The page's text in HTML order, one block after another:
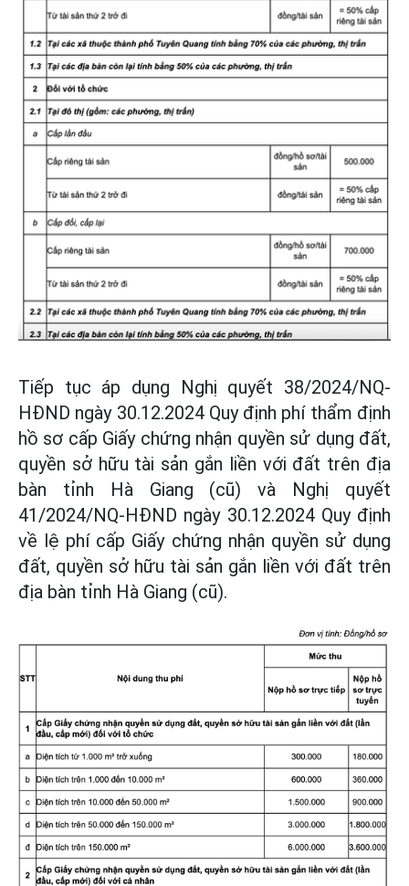
Tiếp tục áp dụng Nghị quyết 38/2024/NQ-
HĐND ngày 30.12.2024 Quy định phí thẩm định
hồ sơ cấp Giấy chứng nhận quyền sử dụng đất,
quyền sở hữu tài sản gắn liền với đất trên địa
bàn tỉnh Hà Giang (cũ) và Nghị quyết
41/2024/NQ-HĐND ngày 30.12.2024 Quy định
về lệ phí cấp Giấy chứng nhận quyền sử dụng
đất, quyền sở hữu tài sản gắn liền với đất trên
địa bàn tỉnh Hà Giang (cũ).